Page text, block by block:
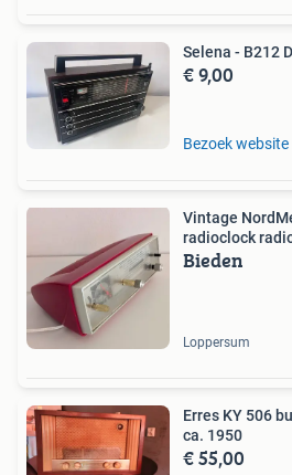
Selena - B212
€ 9,00
Bezoek website
Vintage
radioclock
Bieden
Loppersum
Erres KY 506
ca. 1950
€ 55,00